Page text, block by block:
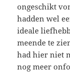
ongeschikt
hadden wel
ideale
meende te
had hier niet
nog meer